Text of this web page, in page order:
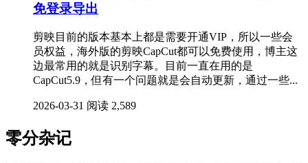
免登录导出
剪映目前的版本基本上都是需要开通VIP，所以一些会
员权益，海外版的剪映CapCut都可以免费使用，博主这
边最常用的就是识别字幕。目前一直在用的是
CapCut5.9，但有一个问题就是会自动更新，通过一些...
2026-03-31 阅读 2,589
零分杂记